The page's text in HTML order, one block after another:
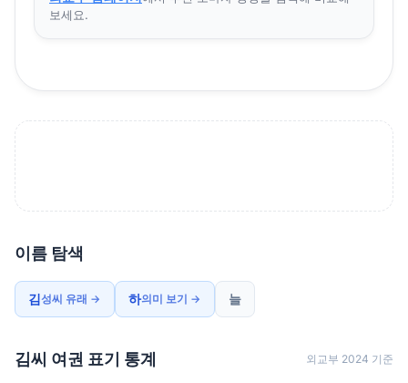
보세요.
이름 탐색
김성씨 유래 → 하의미 보기 → 늘
김씨 여권 표기 통계 외교부 2024 기준